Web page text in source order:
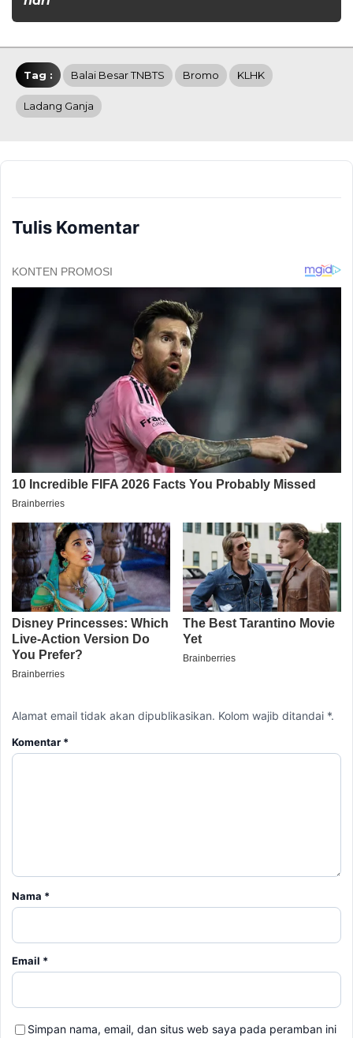
Tag : Balai Besar TNBTS Bromo KLHK
Ladang Ganja
Tulis Komentar
Alamat email tidak akan dipublikasikan. Kolom wajib ditandai *.
Komentar *
Nama *
Email *
Simpan nama, email, dan situs web saya pada peramban ini